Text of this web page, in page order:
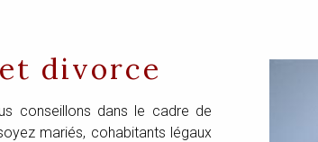
divorce
conseillons dans le cadre de
mariés, cohabitants légaux